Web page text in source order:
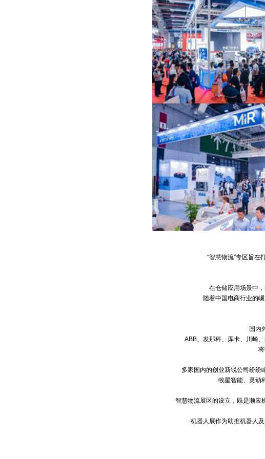
“智慧物流”专区旨在
在仓储应用场景中
随着中国电商行业的
国内
ABB、发那科、库卡、川崎
多家国内的创业新锐公司纷纷
牧星智能、 灵动
智慧物流展区的设立，既是顺应
机器人展作为助推机器人